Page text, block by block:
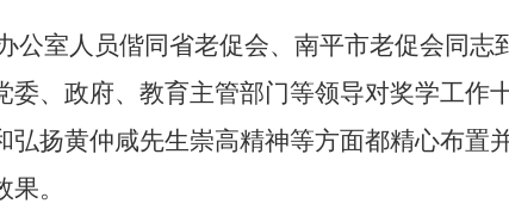
公室人员偕同省老促会、南平市老促会同
委、政府、教育主管部门等领导对奖学工作
弘扬黄仲咸先生崇高精神等方面都精心布置
。